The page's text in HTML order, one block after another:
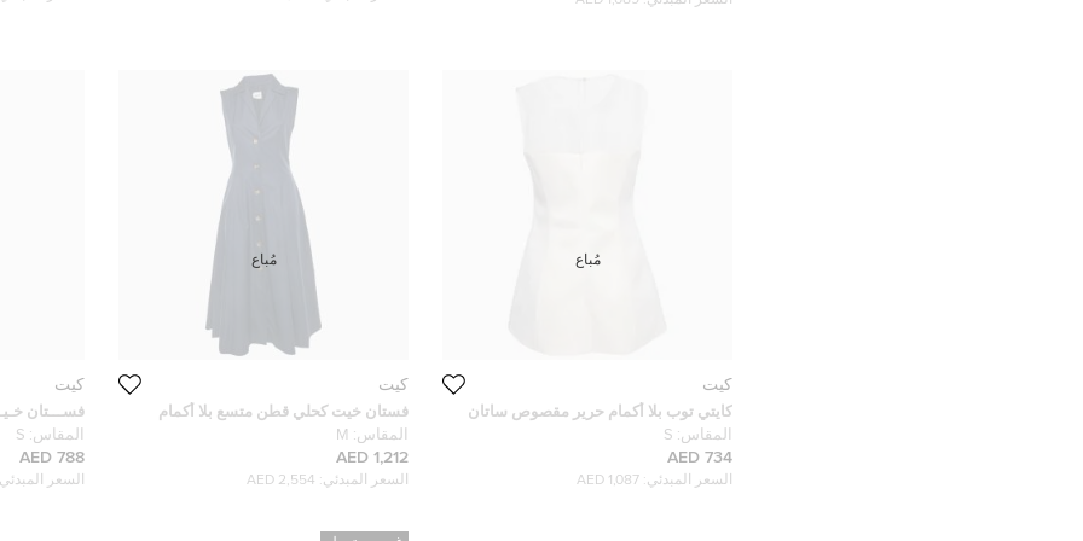
كيت
كايتي توب بلا أكمام حرير مقصوص ساتان
كريمي صغير
المقاس: S
734 AED
السعر المبدئي: 1,087 AED
مُباع
كيت
فستان خيت كحلي قطن متسع بلا أكمام
ميدي مقاس متوسط
المقاس: M
1,212 AED
السعر المبدئي: 2,554 AED
مُباع
كيت
فســـتان
ريــتــشـــد
مقـــاس
المقاس: S
788 AED
السعر